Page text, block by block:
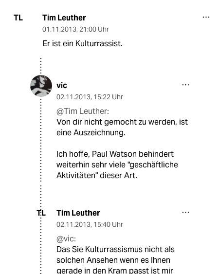
TL Tim Leuther
01.11.2013, 21:00 Uhr
Er ist ein Kulturrassist.
vic
02.11.2013, 15:22 Uhr
@Tim Leuther:
Von dir nicht gemocht zu werden, ist
eine Auszeichnung.
Ich hoffe, Paul Watson behindert
weiterhin sehr viele "geschäftliche
Aktivitäten" dieser Art.
TL Tim Leuther
02.11.2013, 15:40 Uhr
@vic:
Das Sie Kulturrassismus nicht als
solchen Ansehen wenn es Ihnen
gerade in den Kram passt ist mir